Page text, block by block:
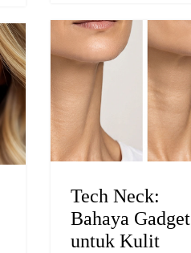
Tech Neck:
Bahaya Gadget
untuk Kulit